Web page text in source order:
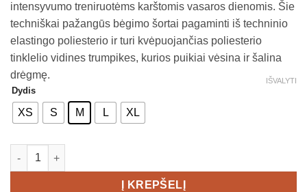
intensyvumo treniruotėms karštomis vasaros dienomis. Šie
techniškai pažangūs bėgimo šortai pagaminti iš techninio
elastingo poliesterio ir turi kvėpuojančias poliesterio
tinklelio vidines trumpikes, kurios puikiai vėsina ir šalina
drėgmę.
Dydis
XS S M L XL
IŠVALYTI
produkto kiekis: CRAFT PRO Hypervent Split Shorts 2 Women's
Į KREPŠELĮ